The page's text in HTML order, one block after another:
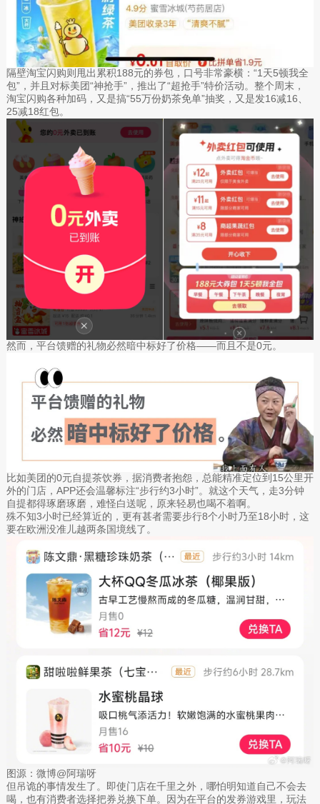
隔壁淘宝闪购则甩出累积188元的券包，口号非常豪横：“1天5顿我全
包”，并且对标美团“神抢手”，推出了“超抢手”特价活动。整个周末，
淘宝闪购各种加码，又是搞“55万份奶茶免单”抽奖，又是发16减16、
25减18红包。
然而，平台馈赠的礼物必然暗中标好了价格——而且不是0元。
比如美团的0元自提茶饮券，据消费者抱怨，总能精准定位到15公里开
外的门店，APP还会温馨标注“步行约3小时”。就这个天气，走3分钟
自提都得琢磨琢磨，难怪白送呢，原来轻易也喝不着啊。
殊不知3小时已经算近的，更有甚者需要步行8个小时乃至18小时，这
要在欧洲没准儿越两条国境线了。
图源：微博@阿瑞呀
但吊诡的事情发生了。即使门店在千里之外，哪怕明知道自己不会去
喝，也有消费者选择把券兑换下单。因为在平台的发券游戏里，玩法